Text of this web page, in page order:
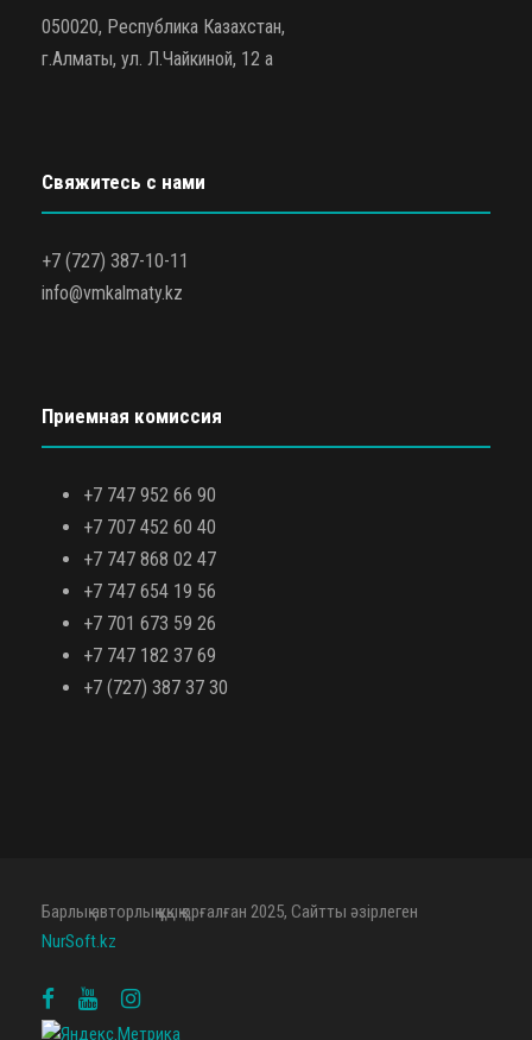
050020, Республика Казахстан,
г.Алматы, ул. Л.Чайкиной, 12 а
Свяжитесь с нами
+7 (727) 387-10-11
info@vmkalmaty.kz
Приемная комиссия
+7 747 952 66 90
+7 707 452 60 40
+7 747 868 02 47
+7 747 654 19 56
+7 701 673 59 26
+7 747 182 37 69
+7 (727) 387 37 30
Барлық авторлық құқық қорғалған 2025, Сайтты әзірлеген
NurSoft.kz